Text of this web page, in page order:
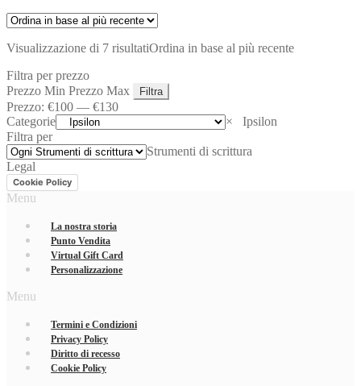
Visualizzazione di 7 risultatiOrdina in base al più recente
Filtra per prezzo
Prezzo Min Prezzo Max Filtra
Prezzo: €100 — €130
Categorie
× Ipsilon
Filtra per
Strumenti di scrittura
Legal
Cookie Policy
Menu
La nostra storia
Punto Vendita
Virtual Gift Card
Personalizzazione
Menu
Termini e Condizioni
Privacy Policy
Diritto di recesso
Cookie Policy